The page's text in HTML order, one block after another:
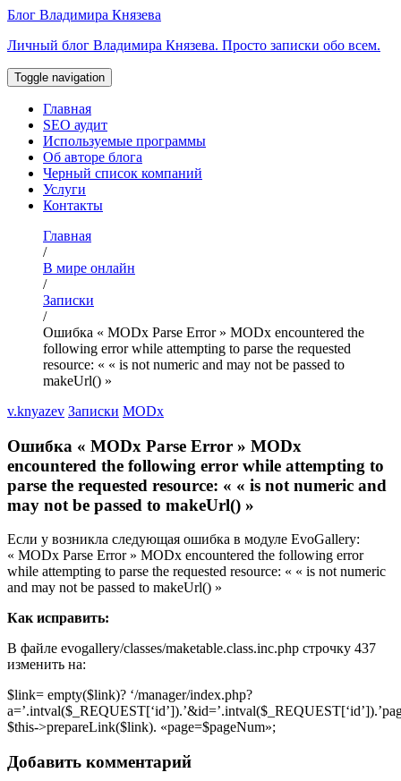
Перейти
содержимому
Блог Владимира Князева
Личный блог Владимира Князева. Просто записки обо всем.
Toggle navigation
Главная
SEO аудит
Используемые программы
Об авторе блога
Черный список компаний
Услуги
Контакты
Главная
/
В мире онлайн
/
Записки
/
Ошибка « MODx Parse Error » MODx encountered the
following error while attempting to parse the requested
resource: « « is not numeric and may not be passed to
makeUrl() »
v.knyazev Записки MODx
Ошибка « MODx Parse Error » MODx
encountered the following error while attempting to
parse the requested resource: « « is not numeric and
may not be passed to makeUrl() »
Если у возникла следующая ошибка в модуле EvoGallery:
« MODx Parse Error » MODx encountered the following error
while attempting to parse the requested resource: « « is not numeric
and may not be passed to makeUrl() »
Как исправить:
В файле evogallery/classes/maketable.class.inc.php строчку 437
изменить на:
$link= empty($link)? ‘/manager/index.php?
$this->prepareLink($link). «page=$pageNum»;
Добавить комментарий